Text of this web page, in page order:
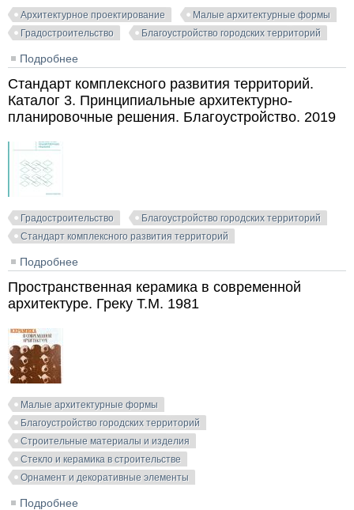
Архитектурное проектирование
Малые архитектурные формы
Градостроительство
Благоустройство городских территорий
Подробнее
Стандарт комплексного развития территорий.
Каталог 3. Принципиальные архитектурно-
планировочные решения. Благоустройство. 2019
Градостроительство
Благоустройство городских территорий
Стандарт комплексного развития территорий
Подробнее
Каталог 3. Принципиальные архитектурно-
планировочные решения. Благоустройство. 2019
Пространственная керамика в современной
архитектуре. Греку Т.М. 1981
Малые архитектурные формы
Благоустройство городских территорий
Строительные материалы и изделия
Стекло и керамика в строительстве
Орнамент и декоративные элементы
Подробнее